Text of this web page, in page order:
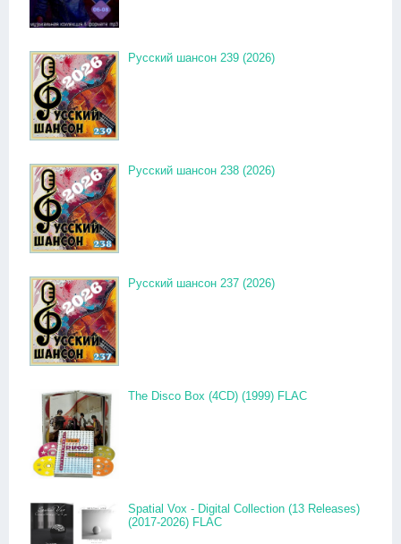
Русский шансон 239 (2026)
Русский шансон 238 (2026)
Русский шансон 237 (2026)
The Disco Box (4CD) (1999) FLAC
Spatial Vox - Digital Collection (13 Releases)
(2017-2026) FLAC